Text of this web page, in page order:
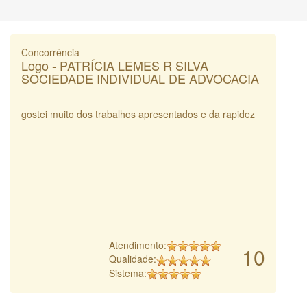
Concorrência
Logo - PATRÍCIA LEMES R SILVA
SOCIEDADE INDIVIDUAL DE ADVOCACIA
gostei muito dos trabalhos apresentados e da rapidez
10
Atendimento:
Qualidade:
Sistema: